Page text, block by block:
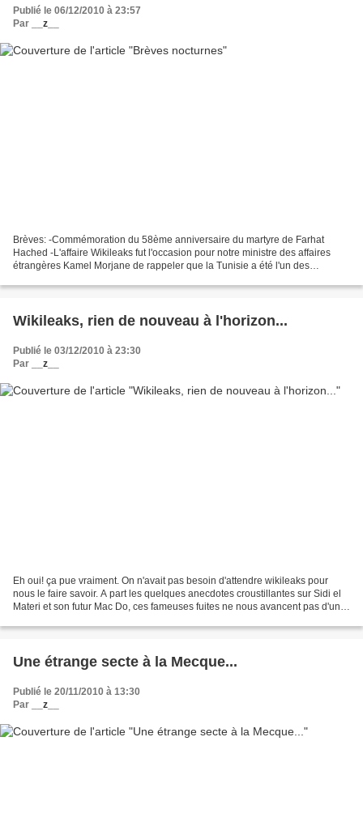
Publié le 06/12/2010 à 23:57
Par
__z__
Brèves: -Commémoration du 58ème anniversaire du martyre de Farhat
Hached -L'affaire Wikileaks fut l'occasion pour notre ministre des affaires
étrangères Kamel Morjane de rappeler que la Tunisie a été l'un des
Wikileaks, rien de nouveau à l'horizon...
Publié le 03/12/2010 à 23:30
Par
__z__
Eh oui! ça pue vraiment. On n'avait pas besoin d'attendre wikileaks pour
nous le faire savoir. A part les quelques anecdotes croustillantes sur Sidi el
Materi et son futur Mac Do, ces fameuses fuites ne nous avancent pas d'un
Une étrange secte à la Mecque...
Publié le 20/11/2010 à 13:30
Par
__z__